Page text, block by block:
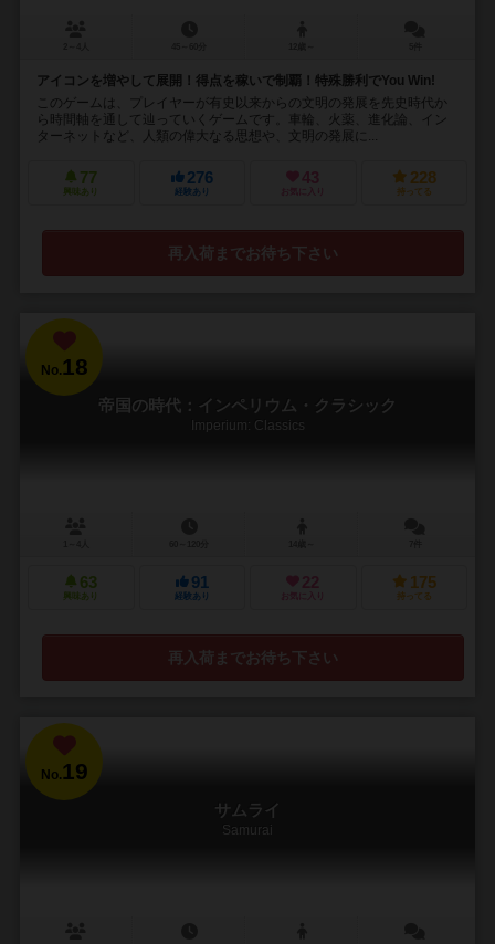
アイコンを増やして展開！得点を稼いで制覇！特殊勝利でYou Win!
このゲームは、プレイヤーが有史以来からの文明の発展を先史時代か
ら時間軸を通して辿っていくゲームです。車輪、火薬、進化論、イン
ターネットなど、人類の偉大なる思想や、文明の発展に...
77
興味あり
276
経験あり
43
お気に入り
228
持ってる
再入荷までお待ち下さい
No.18
帝国の時代：インペリウム・クラシック
Imperium: Classics
63
興味あり
91
経験あり
22
お気に入り
175
持ってる
再入荷までお待ち下さい
No.19
サムライ
Samurai